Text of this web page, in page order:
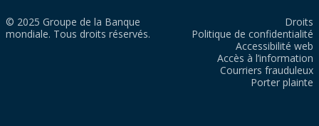
© 2025 Groupe de la Banque
mondiale. Tous droits réservés.
Droits
Politique de confidentialité
Accessibilité web
Accès à l’information
Courriers frauduleux
Porter plainte